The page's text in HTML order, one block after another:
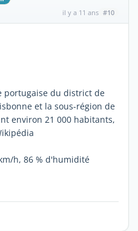
il y a 11 ans #10
portugaise du district de
et la sous-région de
environ 21 000 habitants,
h, 86 % d'humidité